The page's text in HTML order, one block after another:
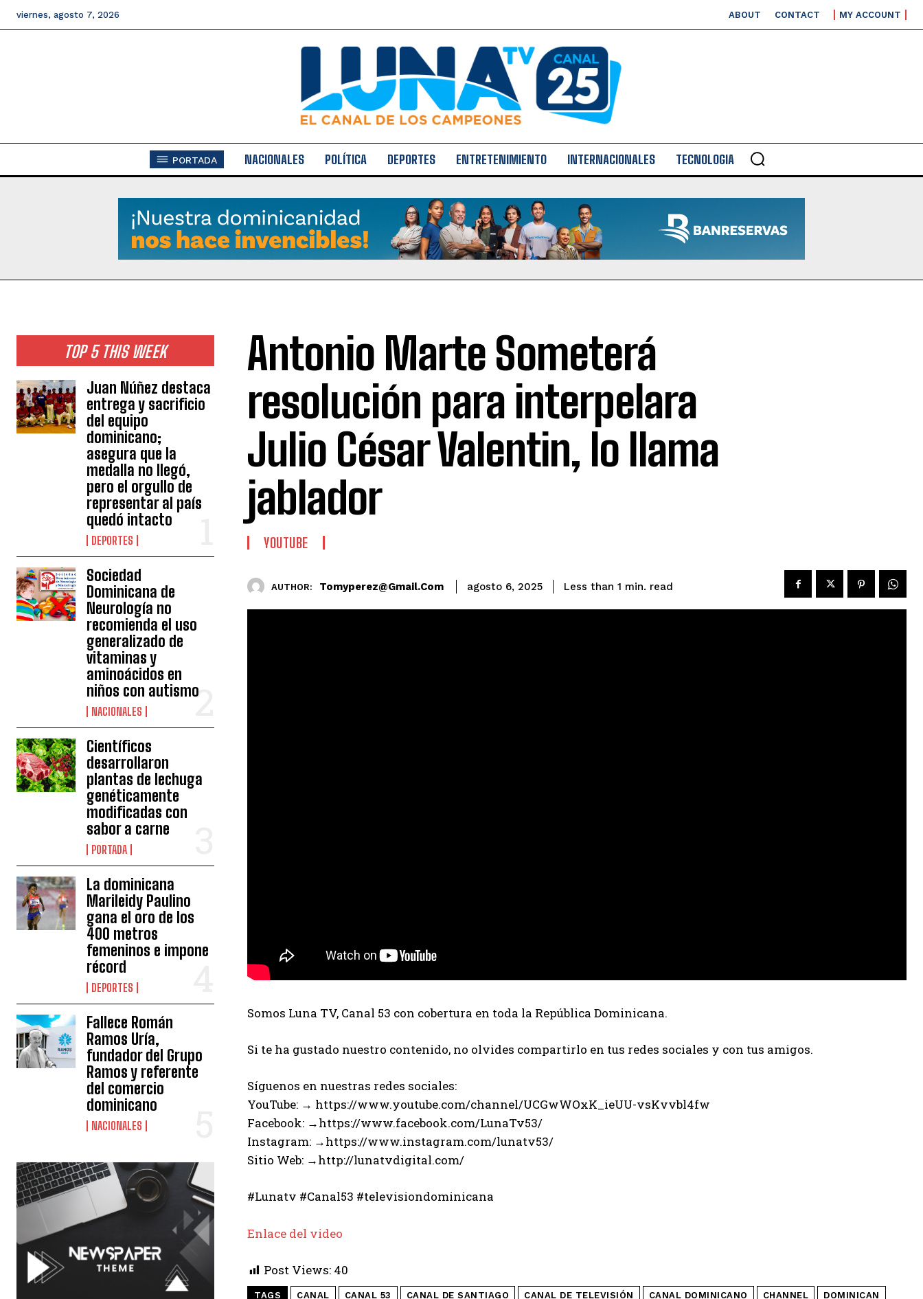
viernes, agosto 7, 2026 ABOUT CONTACT MY ACCOUNT
PORTADA NACIONALES POLÍTICA DEPORTES ENTRETENIMIENTO INTERNACIONALES TECNOLOGIA
TOP 5 THIS WEEK
Juan Núñez destaca
entrega y sacrificio
del equipo
dominicano;
asegura que la
medalla no llegó,
pero el orgullo de
representar al país
quedó intacto
DEPORTES
Sociedad
Dominicana de
Neurología no
recomienda el uso
generalizado de
vitaminas y
aminoácidos en
niños con autismo
NACIONALES
Científicos
desarrollaron
plantas de lechuga
genéticamente
modificadas con
sabor a carne
PORTADA
La dominicana
Marileidy Paulino
gana el oro de los
400 metros
femeninos e impone
récord
DEPORTES
Fallece Román
Ramos Uría,
fundador del Grupo
Ramos y referente
del comercio
dominicano
NACIONALES
Antonio Marte Someterá
resolución para interpelara
Julio César Valentin, lo llama
jablador
YOUTUBE
AUTHOR: Tomyperez@gmail.com agosto 6, 2025 Less than 1 min. read
Somos Luna TV, Canal 53 con cobertura en toda la República Dominicana.
Si te ha gustado nuestro contenido, no olvides compartirlo en tus redes sociales y con tus amigos.
Síguenos en nuestras redes sociales:
YouTube: → https://www.youtube.com/channel/UCGwWOxK_ieUU-vsKvvbl4fw
Facebook: →https://www.facebook.com/LunaTv53/
Instagram: →https://www.instagram.com/lunatv53/
Sitio Web: →http://lunatvdigital.com/
#Lunatv #Canal53 #televisiondominicana
Enlace del video
Post Views: 40
TAGS CANAL CANAL 53 CANAL DE SANTIAGO CANAL DE TELEVISIÓN CANAL DOMINICANO CHANNEL
DOMINICAN